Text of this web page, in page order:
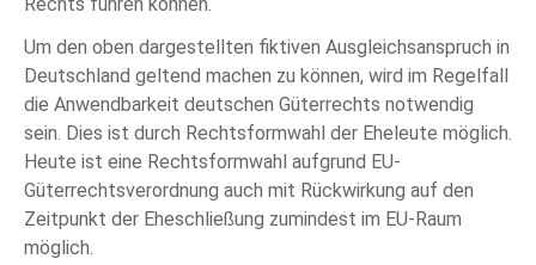
Rechts führen können.
Um den oben dargestellten fiktiven Ausgleichsanspruch in
Deutschland geltend machen zu können, wird im Regelfall
die Anwendbarkeit deutschen Güterrechts notwendig
sein. Dies ist durch Rechtsformwahl der Eheleute möglich.
Heute ist eine Rechtsformwahl aufgrund EU-
Güterrechtsverordnung auch mit Rückwirkung auf den
Zeitpunkt der Eheschließung zumindest im EU-Raum
möglich.